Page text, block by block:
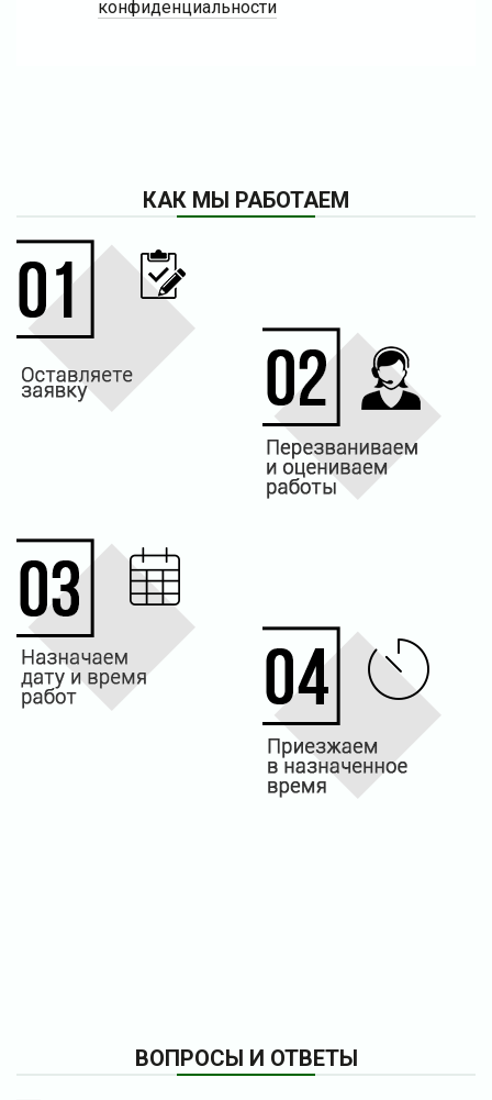
конфиденциальности
КАК МЫ РАБОТАЕМ
ВОПРОСЫ И ОТВЕТЫ